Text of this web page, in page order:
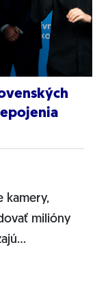
kamery,
milióny